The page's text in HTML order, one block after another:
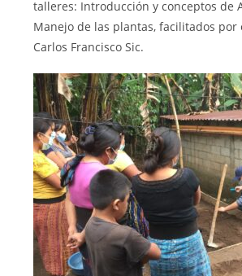
talleres: Introducción y conceptos de
Manejo de las plantas, facilitados por
Carlos Francisco Sic.